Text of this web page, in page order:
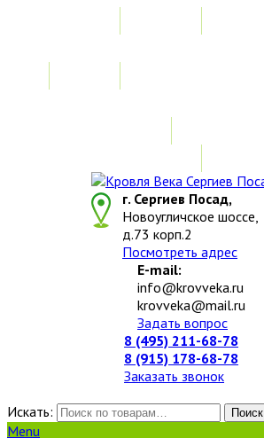
г. Сергиев Посад,
Новоугличское шоссе,
д.73 корп.2
Посмотреть адрес
E-mail:
info@krovveka.ru
krovveka@mail.ru
Задать вопрос
8 (495) 211-68-78
8 (915) 178-68-78
Заказать звонок
Искать:
Поиск
Menu